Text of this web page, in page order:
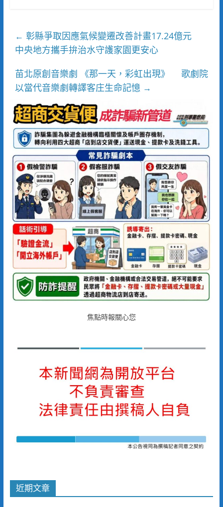
← 彰縣爭取因應氣候變遷改善計畫17.24億元
中央地方攜手拚治水守護家園更安心
苗北原創音樂劇 《那一天，彩虹出現》 歌劇院
以當代音樂劇轉譯客庄生命記憶 →
焦點時報關心您
近期文章